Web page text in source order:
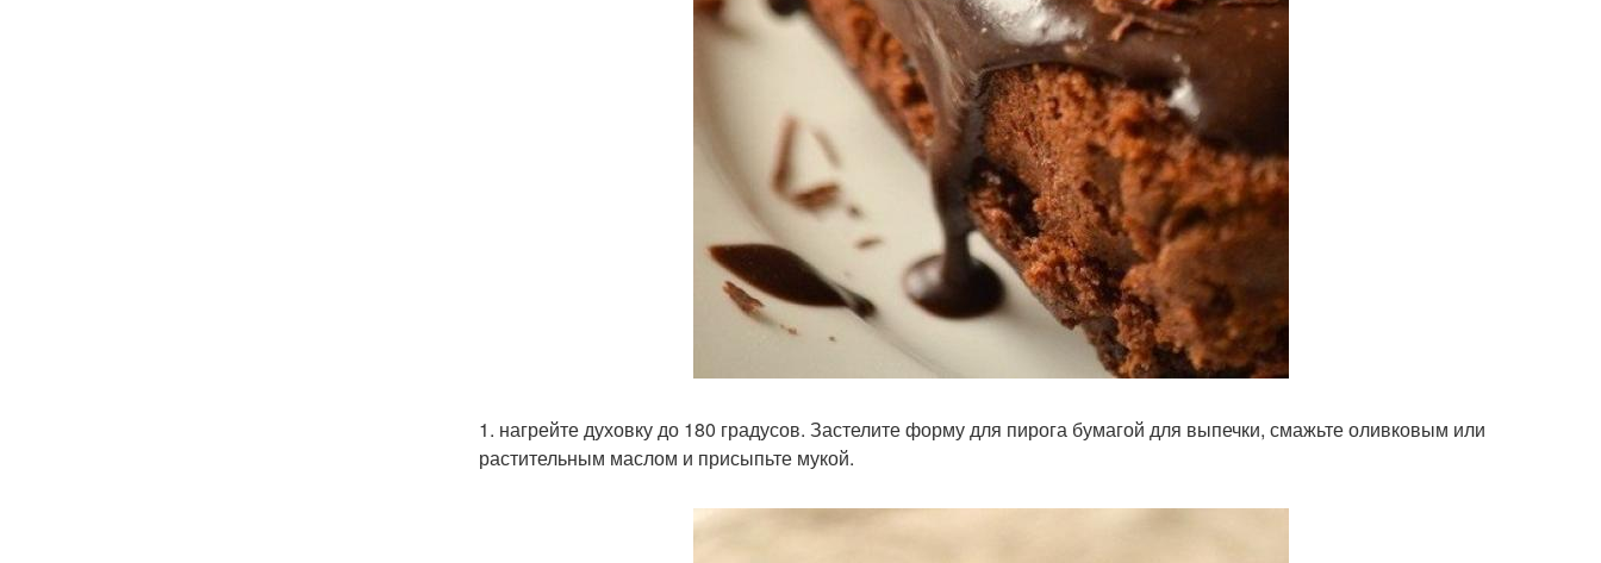
1. нагрейте духовку до 180 градусов. Застелите форму для пирога бумагой для выпечки, смажьте оливковым или
растительным маслом и присыпьте мукой.